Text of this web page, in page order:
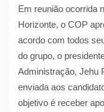
Em reunião ocorrida
Horizonte, o COP
acordo com todos
do grupo, o
Administração, Jehu
enviada aos
objetivo é receber